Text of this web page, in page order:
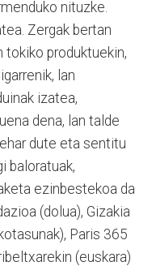
nituzke.
Zergak bertan
tokiko produktuekin,
lan
izatea,
dena, lan talde
dute eta sentitu
baloratuak,
ezinbestekoa da
(dolua), Gizakia
Paris 365
(euskara)